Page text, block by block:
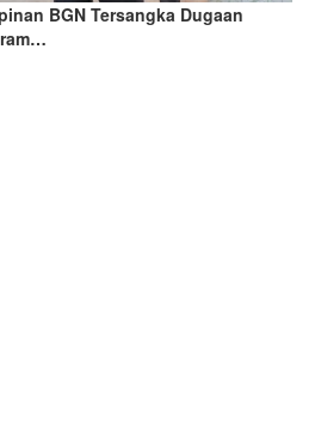
BGN Tersangka Dugaan